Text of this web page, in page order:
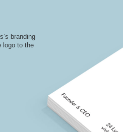
branding
logo to the